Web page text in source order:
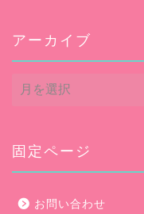
アーカイブ
ア
ー
ブ
固定ページ
お問い合わせ